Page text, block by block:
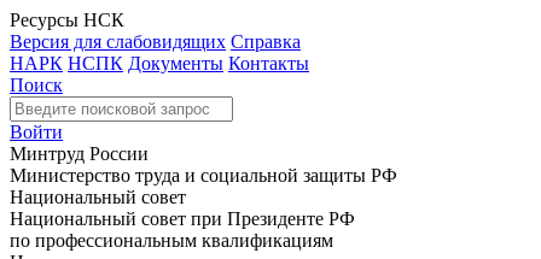
Ресурсы НСК
Версия для слабовидящих Справка
НАРК НСПК Документы Контакты
Поиск
Войти
Минтруд России
Министерство труда и социальной защиты РФ
Национальный совет
Национальный совет при Президенте РФ
по профессиональным квалификациям